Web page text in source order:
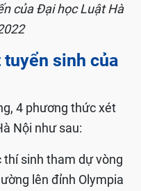
của Đại học Luật Hà
sinh của
4 phương thức xét
Nội như sau:
thí sinh tham dự vòng
lên đỉnh Olympia